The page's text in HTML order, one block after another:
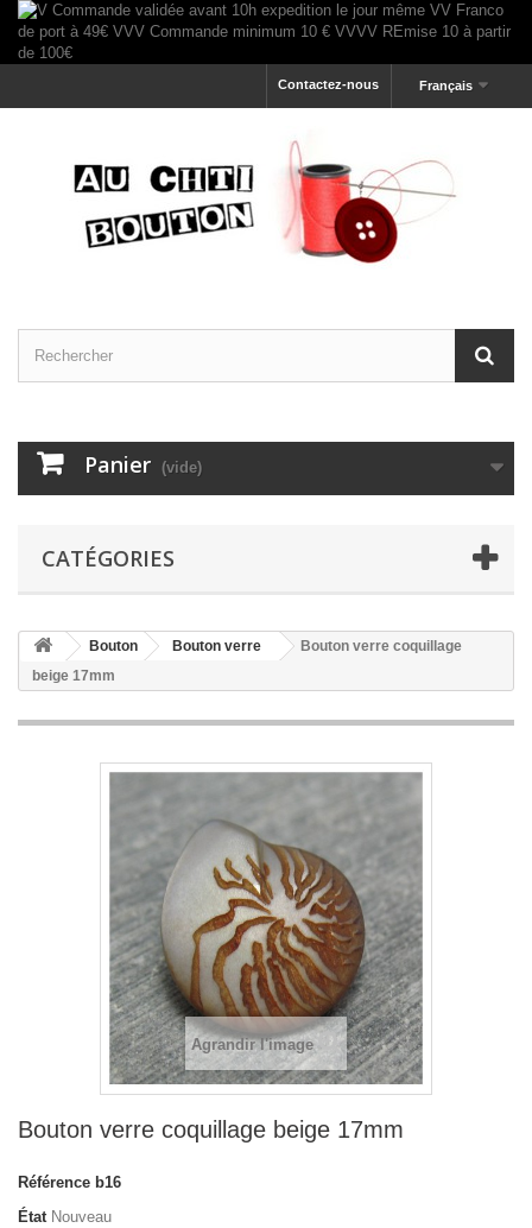
Français
Contactez-nous
Panier (vide)
CATÉGORIES
Bouton Bouton verre
Bouton verre coquillage
beige 17mm
Agrandir l'image
Bouton verre coquillage beige 17mm
Référence b16
État Nouveau